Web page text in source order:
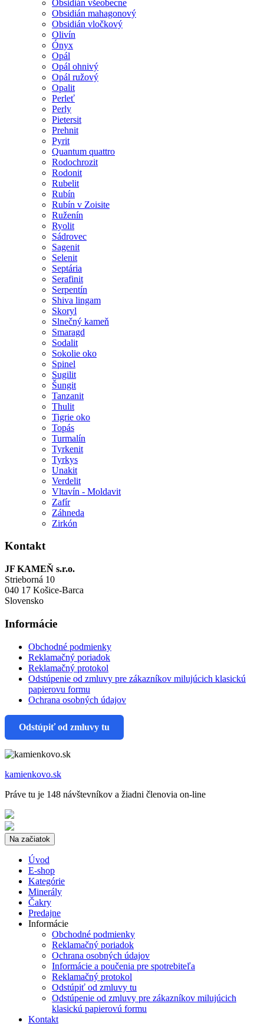
Obsidián všeobecne
Obsidián mahagonový
Obsidián vločkový
Olivín
Ónyx
Opál
Opál ohnivý
Opál ružový
Opalit
Perleť
Perly
Pietersit
Prehnit
Pyrit
Quantum quattro
Rodochrozit
Rodonit
Rubelit
Rubín
Rubín v Zoisite
Ruženín
Ryolit
Sádrovec
Sagenit
Selenit
Septária
Serafinit
Serpentín
Shiva lingam
Skoryl
Slnečný kameň
Smaragd
Sodalit
Sokolie oko
Spinel
Sugilit
Šungit
Tanzanit
Thulit
Tigrie oko
Topás
Turmalín
Tyrkenit
Tyrkys
Unakit
Verdelit
Vltavín - Moldavit
Zafír
Záhneda
Zirkón
Kontakt
JF KAMEŇ s.r.o.
Strieborná 10
040 17 Košice-Barca
Slovensko
Informácie
Obchodné podmienky
Reklamačný poriadok
Reklamačný protokol
Odstúpenie od zmluvy pre zákazníkov milujúcich klasickú
papierovu formu
Ochrana osobných údajov
Odstúpiť od zmluvy tu
kamienkovo.sk
Práve tu je 148 návštevníkov a žiadni členovia on-line
Na začiatok
Úvod
E-shop
Kategórie
Minerály
Čakry
Predajne
Informácie
Obchodné podmienky
Reklamačný poriadok
Ochrana osobných údajov
Informácie a poučenia pre spotrebiteľa
Reklamačný protokol
Odstúpiť od zmluvy tu
Odstúpenie od zmluvy pre zákazníkov milujúcich
klasickú papierovú formu
Kontakt